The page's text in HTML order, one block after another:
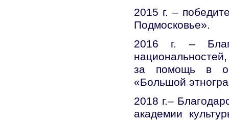
2015 г. –
Подмосковье».
2016 г. –
за помощь в
«Большой
2018 г.–
академии